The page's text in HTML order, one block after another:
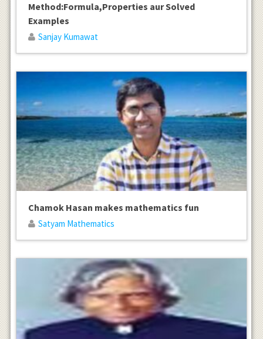
Method:Formula,Properties aur Solved
Examples
Sanjay Kumawat
Chamok Hasan makes mathematics fun
Satyam Mathematics